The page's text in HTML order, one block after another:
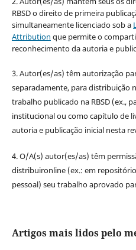
RBSD o direito de primeira
simultaneamente licenciado sob a
Attribution que permite o
reconhecimento da autoria e
3. Autor(es/as) têm autorização
separadamente, para distribuição
trabalho publicado na RBSD (ex.,
institucional ou como capítulo de
autoria e publicação inicial nesta
4. O/A(s) autor(es/as) têm
distribuironline (ex.: em
pessoal) seu trabalho aprovado
Artigos mais lidos pelo